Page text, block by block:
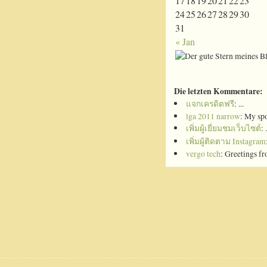
« Jan
24252627282930
31
Die letzten Kommentare:
แจกเครดิตฟรี: ...
lga 2011 narrow: My
เพิ่มผู้เยี่ยมชมเว็บไซต์:
เพิ่มผู้ติดตาม Instagram
vergo tech: Greetings